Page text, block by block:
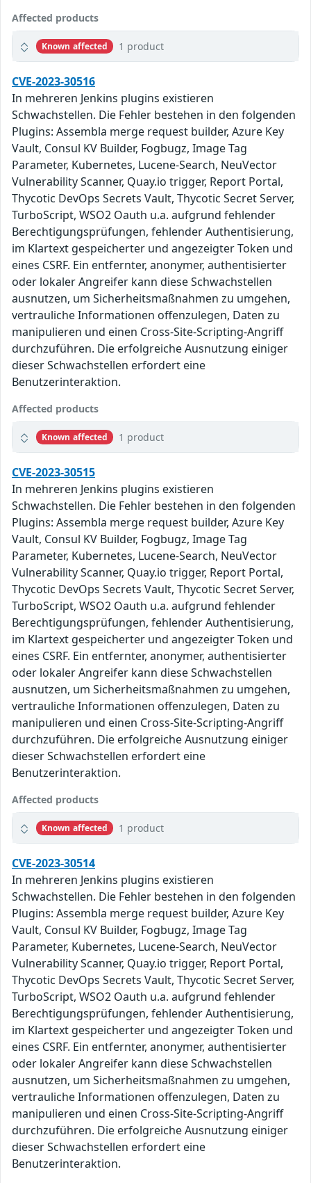
Affected products
Known affected 1 product
CVE-2023-30516
In mehreren Jenkins plugins existieren
Schwachstellen. Die Fehler bestehen in den folgenden
Plugins: Assembla merge request builder, Azure Key
Vault, Consul KV Builder, Fogbugz, Image Tag
Parameter, Kubernetes, Lucene-Search, NeuVector
Vulnerability Scanner, Quay.io trigger, Report Portal,
Thycotic DevOps Secrets Vault, Thycotic Secret Server,
TurboScript, WSO2 Oauth u.a. aufgrund fehlender
Berechtigungsprüfungen, fehlender Authentisierung,
im Klartext gespeicherter und angezeigter Token und
eines CSRF. Ein entfernter, anonymer, authentisierter
oder lokaler Angreifer kann diese Schwachstellen
ausnutzen, um Sicherheitsmaßnahmen zu umgehen,
vertrauliche Informationen offenzulegen, Daten zu
manipulieren und einen Cross-Site-Scripting-Angriff
durchzuführen. Die erfolgreiche Ausnutzung einiger
dieser Schwachstellen erfordert eine
Benutzerinteraktion.
Affected products
Known affected 1 product
CVE-2023-30515
In mehreren Jenkins plugins existieren
Schwachstellen. Die Fehler bestehen in den folgenden
Plugins: Assembla merge request builder, Azure Key
Vault, Consul KV Builder, Fogbugz, Image Tag
Parameter, Kubernetes, Lucene-Search, NeuVector
Vulnerability Scanner, Quay.io trigger, Report Portal,
Thycotic DevOps Secrets Vault, Thycotic Secret Server,
TurboScript, WSO2 Oauth u.a. aufgrund fehlender
Berechtigungsprüfungen, fehlender Authentisierung,
im Klartext gespeicherter und angezeigter Token und
eines CSRF. Ein entfernter, anonymer, authentisierter
oder lokaler Angreifer kann diese Schwachstellen
ausnutzen, um Sicherheitsmaßnahmen zu umgehen,
vertrauliche Informationen offenzulegen, Daten zu
manipulieren und einen Cross-Site-Scripting-Angriff
durchzuführen. Die erfolgreiche Ausnutzung einiger
dieser Schwachstellen erfordert eine
Benutzerinteraktion.
Affected products
Known affected 1 product
CVE-2023-30514
In mehreren Jenkins plugins existieren
Schwachstellen. Die Fehler bestehen in den folgenden
Plugins: Assembla merge request builder, Azure Key
Vault, Consul KV Builder, Fogbugz, Image Tag
Parameter, Kubernetes, Lucene-Search, NeuVector
Vulnerability Scanner, Quay.io trigger, Report Portal,
Thycotic DevOps Secrets Vault, Thycotic Secret Server,
TurboScript, WSO2 Oauth u.a. aufgrund fehlender
Berechtigungsprüfungen, fehlender Authentisierung,
im Klartext gespeicherter und angezeigter Token und
eines CSRF. Ein entfernter, anonymer, authentisierter
oder lokaler Angreifer kann diese Schwachstellen
ausnutzen, um Sicherheitsmaßnahmen zu umgehen,
vertrauliche Informationen offenzulegen, Daten zu
manipulieren und einen Cross-Site-Scripting-Angriff
durchzuführen. Die erfolgreiche Ausnutzung einiger
dieser Schwachstellen erfordert eine
Benutzerinteraktion.